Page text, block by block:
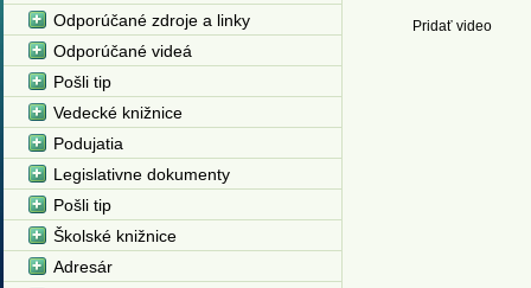
Pridať video
Odporúčané zdroje a linky
Odporúčané videá
Pošli tip
Vedecké knižnice
Podujatia
Legislativne dokumenty
Pošli tip
Školské knižnice
Adresár